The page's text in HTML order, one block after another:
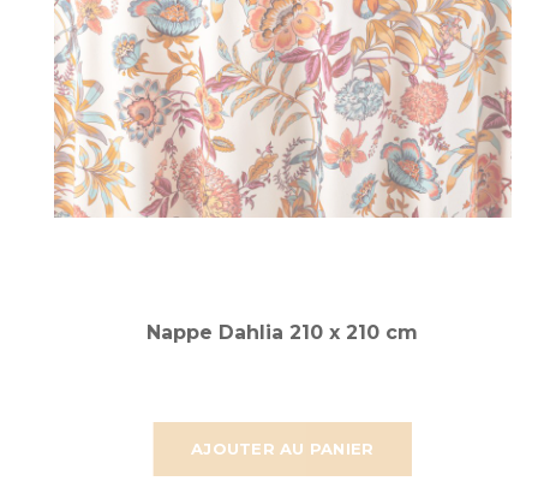
AJOUTER AU PANIER
Nappe Dahlia 210 x 210 cm